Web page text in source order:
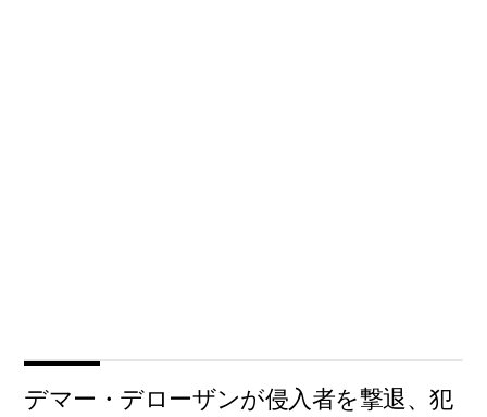
デマー・デローザンが侵入者を撃退、犯